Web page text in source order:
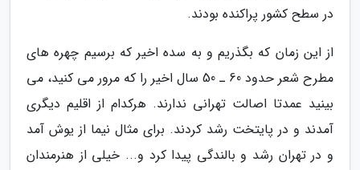
در سطح کشور پراکنده بودند.
از این زمان که بگذریم و به سده اخیر که برسیم چهره های
مطرح شعر حدود 60 ـ 50 سال اخیر را که مرور می کنید، می
بینید عمدتا اصالت تهرانی ندارند. هرکدام از اقلیم دیگری
آمدند و در پایتخت رشد کردند. برای مثال نیما از یوش آمد
و در تهران رشد و بالندگی پیدا کرد و... خیلی از هنرمندان